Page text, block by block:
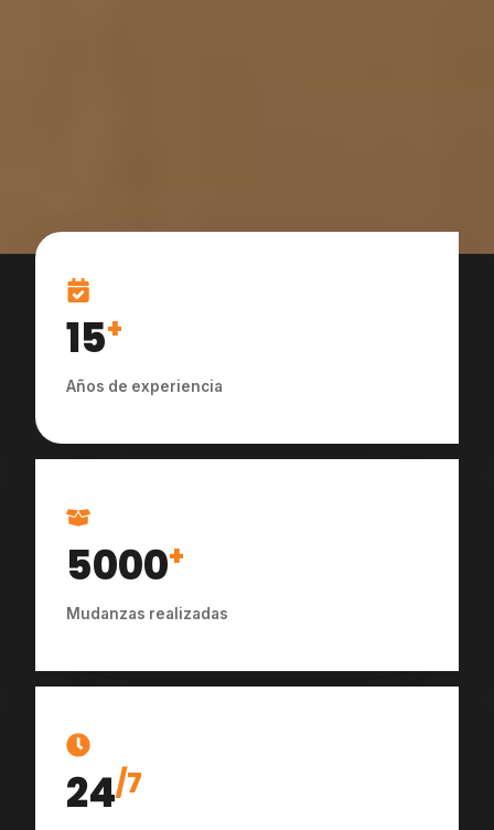
15+
Años de experiencia
5000+
Mudanzas realizadas
24/7